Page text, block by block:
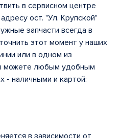
в сервисном центре
ост. "Ул. Крупской"
запчасти всегда в
этот момент у наших
или в одном из
можете любым удобным
- наличными и картой:
в зависимости от